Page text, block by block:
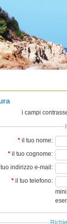
i campi
* il tuo nome:
* il tuo cognome:
indirizzo e-mail:
* il tuo telefono: